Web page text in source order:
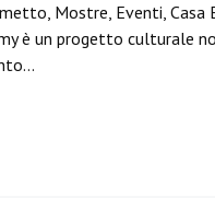
Mostre, Eventi, Casa
è un progetto culturale